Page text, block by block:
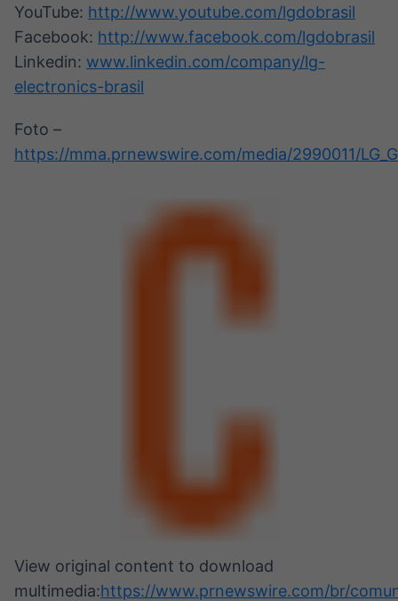
YouTube: http://www.youtube.com/lgdobrasil
Facebook: http://www.facebook.com/lgdobrasil
Linkedin: www.linkedin.com/company/lg-
electronics-brasil
Foto –
https://mma.prnewswire.com/media/2990011/
View original content to download
multimedia:https://www.prnewswire.com/br/